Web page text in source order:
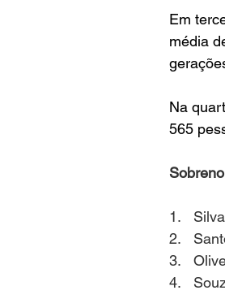
Em
média
Na
565
1.
2.
3.
4.